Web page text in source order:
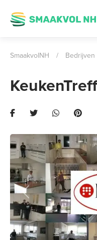
SmaakvolNH / Bedrijven
Previous